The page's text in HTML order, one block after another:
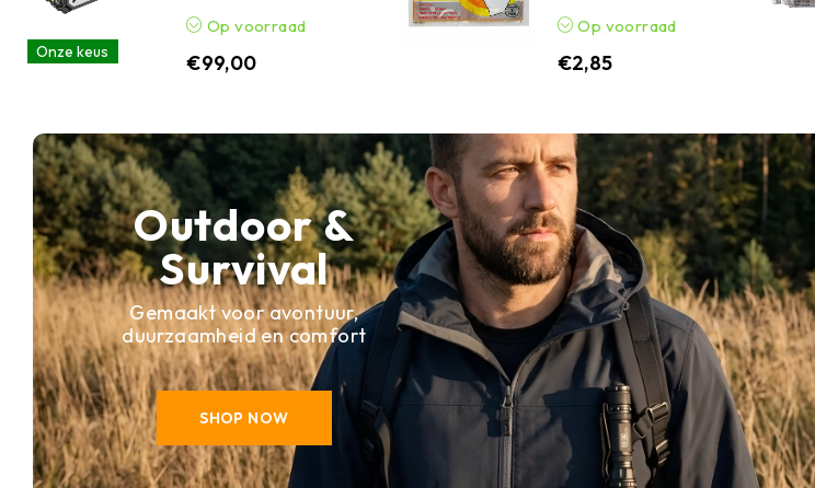
Onze keus
Op voorraad
€99,00
Op voorraad
€2,85
Outdoor &
Survival
Gemaakt voor avontuur,
duurzaamheid en comfort
SHOP NOW